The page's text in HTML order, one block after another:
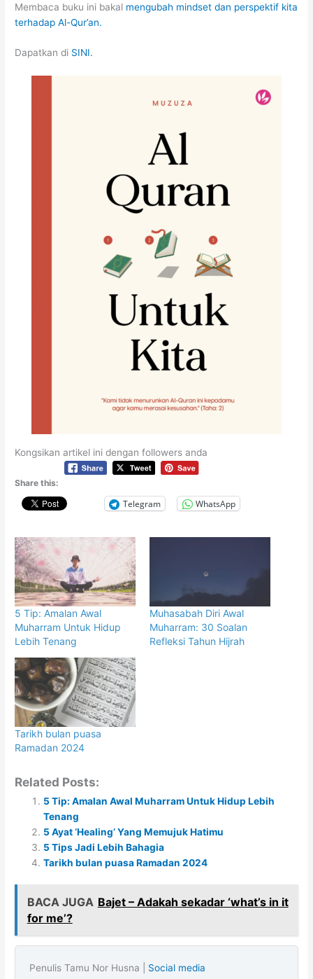
Membaca buku ini bakal mengubah mindset dan perspektif kita
terhadap Al-Qur’an.
Dapatkan di SINI.
Kongsikan artikel ini dengan followers anda
Share this:
Telegram WhatsApp
5 Tip: Amalan Awal
Muharram Untuk Hidup
Lebih Tenang
Muhasabah Diri Awal
Muharram: 30 Soalan
Refleksi Tahun Hijrah
Tarikh bulan puasa
Ramadan 2024
Related Posts:
5 Tip: Amalan Awal Muharram Untuk Hidup Lebih
Tenang
5 Ayat ‘Healing’ Yang Memujuk Hatimu
5 Tips Jadi Lebih Bahagia
Tarikh bulan puasa Ramadan 2024
BACA JUGA Bajet – Adakah sekadar ‘what’s in it
for me’?
Penulis Tamu Nor Husna | Social media